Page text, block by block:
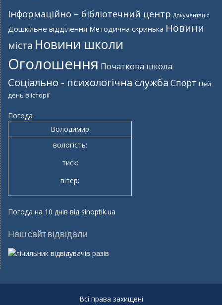
Інформаційно – бібліотечний центр Документація
Дошкільне відділення Методична скринька Новини
міста Новини школи
Оголошення Початкова школа
Соціально - психологічна служба Спорт Цей
день в історії
Погода
Володимир
вологість:
тиск:
вітер:
Погода на 10 днів від sinoptik.ua
Наш сайт відвідали
разів
Всі права захищені